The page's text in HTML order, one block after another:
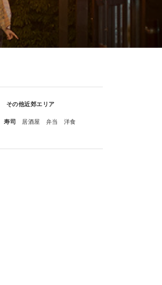
その他近郊エリア
寿司 居酒屋 弁当
洋食